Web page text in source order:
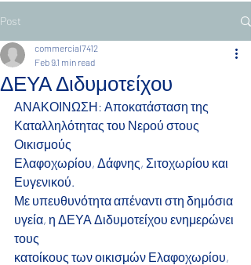
Post
ΔΕΥΑ Διδυμοτείχου
commercial7412
Feb 91 min read
ΑΝΑΚΟΙΝΩΣΗ: Αποκατάσταση της
Καταλληλότητας του Νερού στους
Οικισμούς
Ελαφοχωρίου, Δάφνης, Σιτοχωρίου και
Ευγενικού.
Με υπευθυνότητα απέναντι στη δημόσια
υγεία, η ΔΕΥΑ Διδυμοτείχου ενημερώνει
τους
κατοίκους των οικισμών Ελαφοχωρίου,